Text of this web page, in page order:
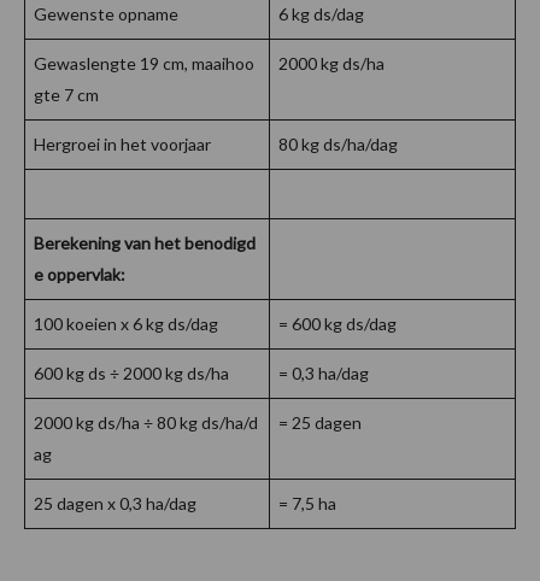
Gewenste opname 6 kg ds/dag
Gewaslengte 19 cm, maaihoo
gte 7 cm
2000 kg ds/ha
Hergroei in het voorjaar 80 kg ds/ha/dag
Berekening van het benodigd
e oppervlak:
100 koeien x 6 kg ds/dag = 600 kg ds/dag
600 kg ds ÷ 2000 kg ds/ha = 0,3 ha/dag
2000 kg ds/ha ÷ 80 kg ds/ha/d
ag
= 25 dagen
25 dagen x 0,3 ha/dag = 7,5 ha